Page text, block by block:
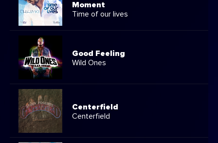
Moment
Time of our lives
Good Feeling
Wild Ones
Centerfield
Centerfield